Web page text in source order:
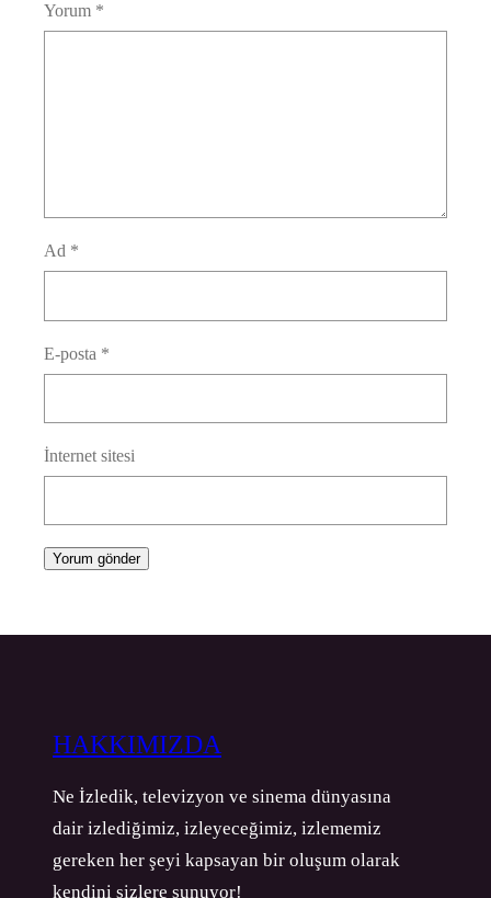
Yorum *
Ad *
E-posta *
İnternet sitesi
HAKKIMIZDA
Ne İzledik, televizyon ve sinema dünyasına
dair izlediğimiz, izleyeceğimiz, izlememiz
gereken her şeyi kapsayan bir oluşum olarak
kendini sizlere sunuyor!